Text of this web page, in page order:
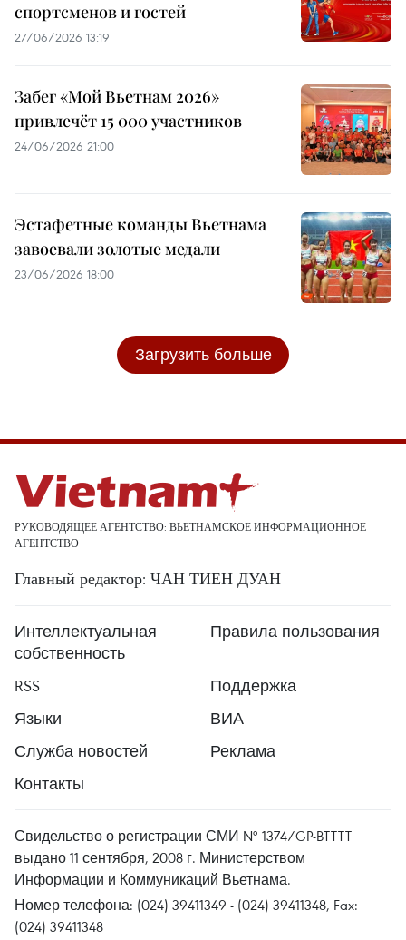
спортсменов и гостей
27/06/2026 13:19
Забег «Мой Вьетнам 2026»
привлечёт 15 000 участников
24/06/2026 21:00
Эстафетные команды Вьетнама
завоевали золотые медали
23/06/2026 18:00
Загрузить больше
РУКОВОДЯЩЕЕ АГЕНТСТВО: ВЬЕТНАМСКОЕ ИНФОРМАЦИОННОЕ
АГЕНТСТВО
Главный редактор: ЧАН ТИЕН ДУАН
Интеллектуальная
собственность
Правила пользования
RSS
Поддержка
Языки
ВИА
Служба новостей
Реклама
Контакты
Свидельство о регистрации СМИ № 1374/GP-BTTTT
выдано 11 сентября, 2008 г. Министерством
Информации и Коммуникаций Вьетнама.
Номер телефона: (024) 39411349 - (024) 39411348, Fax:
(024) 39411348